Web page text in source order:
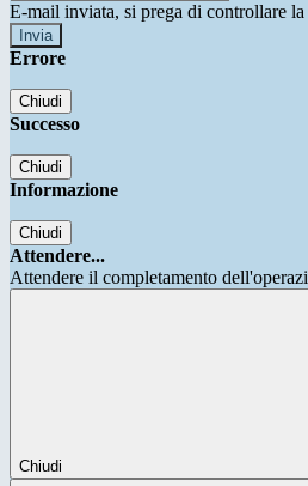
E-mail inviata, si prega di controllare
Errore
Chiudi
Successo
Chiudi
Informazione
Chiudi
Attendere...
Attendere il completamento
Chiudi